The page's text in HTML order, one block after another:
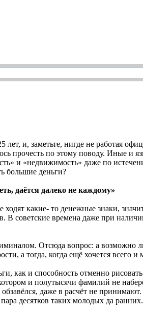
лет, и, заметьте, нигде не работая
прочесть по этому поводу. Иные и
и «недвижимость» даже по
большие деньги?
даётся далеко не каждому»
ходят какие- то денежные знаки,
В советские времена даже при
Отсюда вопрос: а возможно
а тогда, когда ещё хочется всего и
как и способность отменно рисовать
и полутысячи фамилий не
даже в расчёт не
десятков таких молодых да ранних.